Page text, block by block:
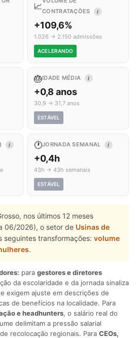
📈CONTRATAÇÕES
I
+109,6%
1.026 → 2.150 admissões
ACELERANDO
🎂IDADE MÉDIA I
+0,8 anos
30,9 → 31,7 anos
ESTÁVEL
I 🕐JORNADA SEMANAL I
+0,4h
43h → 43h semanais
ESTÁVEL
nos últimos 12 meses
06/2026), o setor de Usinas de
seguintes transformações: volume
.
para gestores e diretores
da escolaridade e da jornada sinaliza
exigem ajuste em descrições de
de benefícios na localidade. Para
e headhunters, o salário real do
delimitam a pressão salarial
recolocação regionais. Para CEOs,